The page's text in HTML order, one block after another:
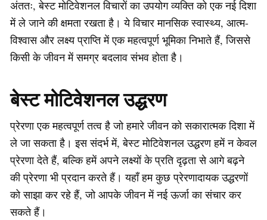
अंततः, बेस्ट मोटिवेशनल विचारों का उपयोग व्यक्ति को एक नई दिशा
में ले जाने की क्षमता रखता है। ये विचार मानसिक स्वास्थ्य, आत्म-
विश्वास और लक्ष्य प्राप्ति में एक महत्वपूर्ण भूमिका निभाते हैं, जिससे
किसी के जीवन में समग्र बदलाव संभव होता है।
बेस्ट मोटिवेशनल उद्धरण
प्रेरणा एक महत्वपूर्ण तत्व है जो हमारे जीवन को सकारात्मक दिशा में
ले जा सकता है। इस संदर्भ में, बेस्ट मोटिवेशनल उद्धरण हमें न केवल
प्रेरणा देते हैं, बल्कि हमें अपने लक्ष्यों के प्रति दृढ़ता से आगे बढ़ने
की प्रेरणा भी प्रदान करते हैं। यहाँ हम कुछ प्रेरणादायक उद्धरणों
को साझा कर रहे हैं, जो आपके जीवन में नई ऊर्जा का संचार कर
सकते हैं।